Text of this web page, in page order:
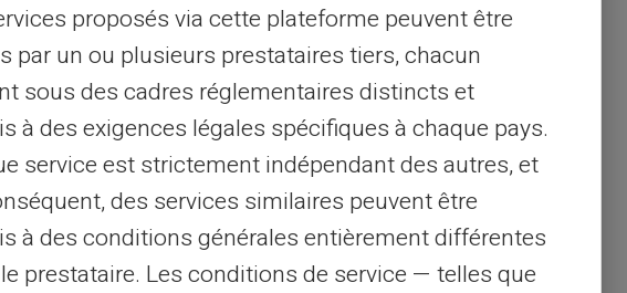
souvent des remboursements
clôture du compte.
plan respecté, la banque transmet
défichage intervient sous10 jours
proposés via cette plateforme peuvent être
par un ou plusieurs prestataires tiers, chacun
sous des cadres réglementaires distincts et
à des exigences légales spécifiques à chaque pays.
service est strictement indépendant des autres, et
des services similaires peuvent être
à des conditions générales entièrement différentes
prestataire. Les conditions de service — telles que